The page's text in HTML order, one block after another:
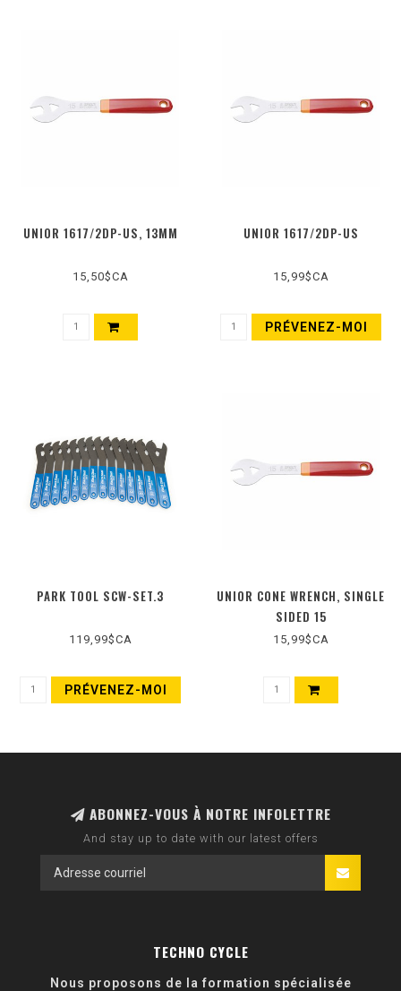
UNIOR 1617/2DP-US, 13MM
15,50$CA
UNIOR 1617/2DP-US
15,99$CA
PRÉVENEZ-MOI
PARK TOOL SCW-SET.3
119,99$CA
PRÉVENEZ-MOI
UNIOR CONE WRENCH, SINGLE
SIDED 15
15,99$CA
ABONNEZ-VOUS À NOTRE INFOLETTRE
And stay up to date with our latest offers
TECHNO CYCLE
Nous proposons de la formation spécialisée